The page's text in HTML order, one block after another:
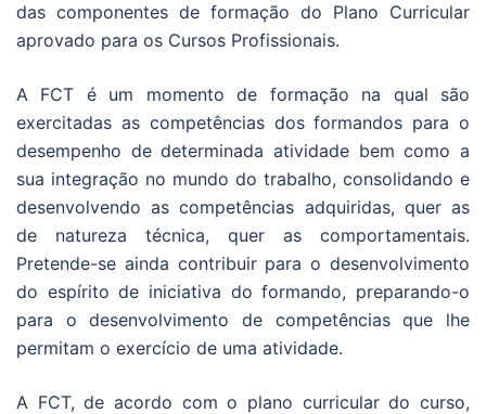
das componentes de formação do Plano Curricular
aprovado para os Cursos Profissionais.
A FCT é um momento de formação na qual são
exercitadas as competências dos formandos para o
desempenho de determinada atividade bem como a
sua integração no mundo do trabalho, consolidando e
desenvolvendo as competências adquiridas, quer as
de natureza técnica, quer as comportamentais.
Pretende-se ainda contribuir para o desenvolvimento
do espírito de iniciativa do formando, preparando-o
para o desenvolvimento de competências que lhe
permitam o exercício de uma atividade.
A FCT, de acordo com o plano curricular do curso,